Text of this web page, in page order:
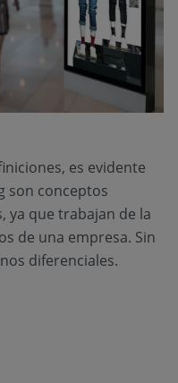
es evidente
son conceptos
ya que trabajan de la
de una empresa. Sin
diferenciales.